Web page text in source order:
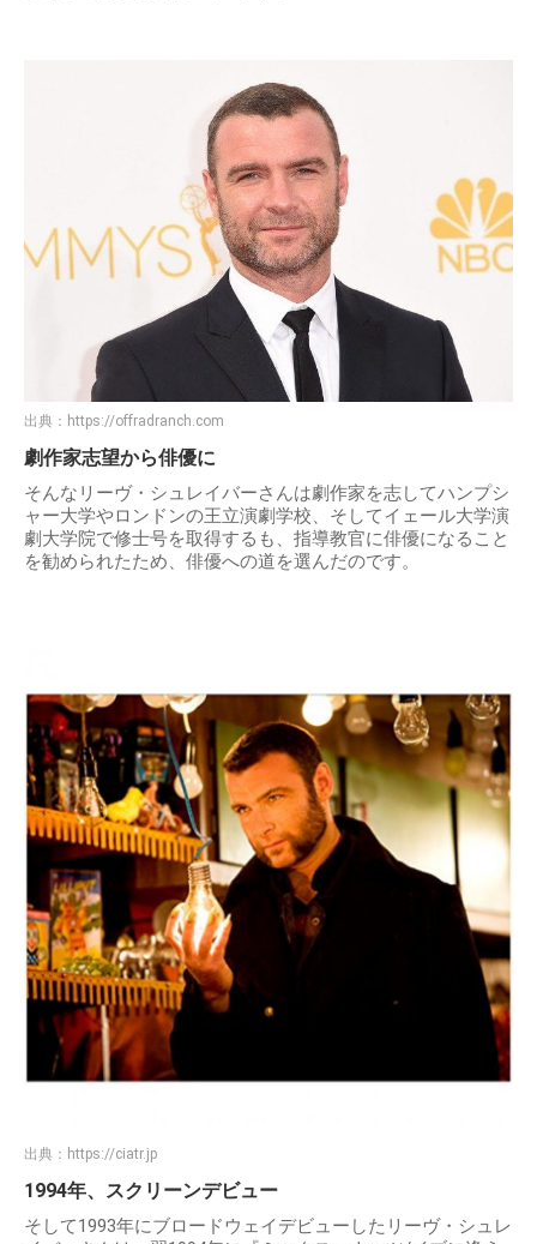
出典： https://offradranch.com
劇作家志望から俳優に
そんなリーヴ・シュレイバーさんは劇作家を志してハンプシ
ャー大学やロンドンの王立演劇学校、そしてイェール大学演
劇大学院で修士号を取得するも、指導教官に俳優になること
を勧められたため、俳優への道を選んだのです。
出典： https://ciatr.jp
1994年、スクリーンデビュー
そして1993年にブロードウェイデビューしたリーヴ・シュレ